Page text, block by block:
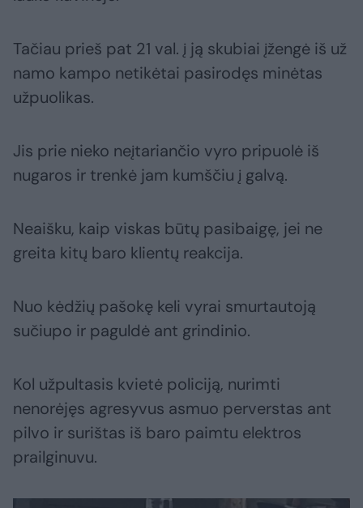
Tačiau prieš pat 21 val. į ją skubiai įžengė iš už
namo kampo netikėtai pasirodęs minėtas
užpuolikas.
Jis prie nieko neįtariančio vyro pripuolė iš
nugaros ir trenkė jam kumščiu į galvą.
Neaišku, kaip viskas būtų pasibaigę, jei ne
greita kitų baro klientų reakcija.
Nuo kėdžių pašokę keli vyrai smurtautoją
sučiupo ir paguldė ant grindinio.
Kol užpultasis kvietė policiją, nurimti
nenorėjęs agresyvus asmuo perverstas ant
pilvo ir surištas iš baro paimtu elektros
prailginuvu.